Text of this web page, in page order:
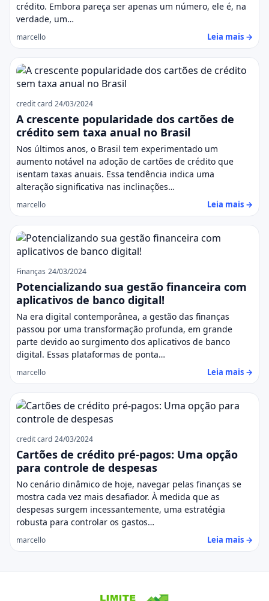
crédito. Embora pareça ser apenas um número, ele é, na
verdade, um…
marcello Leia mais →
credit card 24/03/2024
A crescente popularidade dos cartões de
crédito sem taxa anual no Brasil
Nos últimos anos, o Brasil tem experimentado um
aumento notável na adoção de cartões de crédito que
isentam taxas anuais. Essa tendência indica uma
alteração significativa nas inclinações…
marcello Leia mais →
Finanças 24/03/2024
Potencializando sua gestão financeira com
aplicativos de banco digital!
Na era digital contemporânea, a gestão das finanças
passou por uma transformação profunda, em grande
parte devido ao surgimento dos aplicativos de banco
digital. Essas plataformas de ponta…
marcello Leia mais →
credit card 24/03/2024
Cartões de crédito pré-pagos: Uma opção
para controle de despesas
No cenário dinâmico de hoje, navegar pelas finanças se
mostra cada vez mais desafiador. À medida que as
despesas surgem incessantemente, uma estratégia
robusta para controlar os gastos…
marcello Leia mais →